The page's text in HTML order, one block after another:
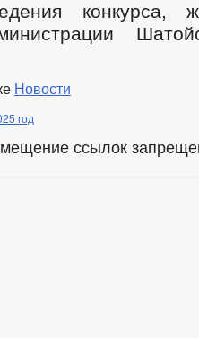
конкурса,
Новости
год
ссылок